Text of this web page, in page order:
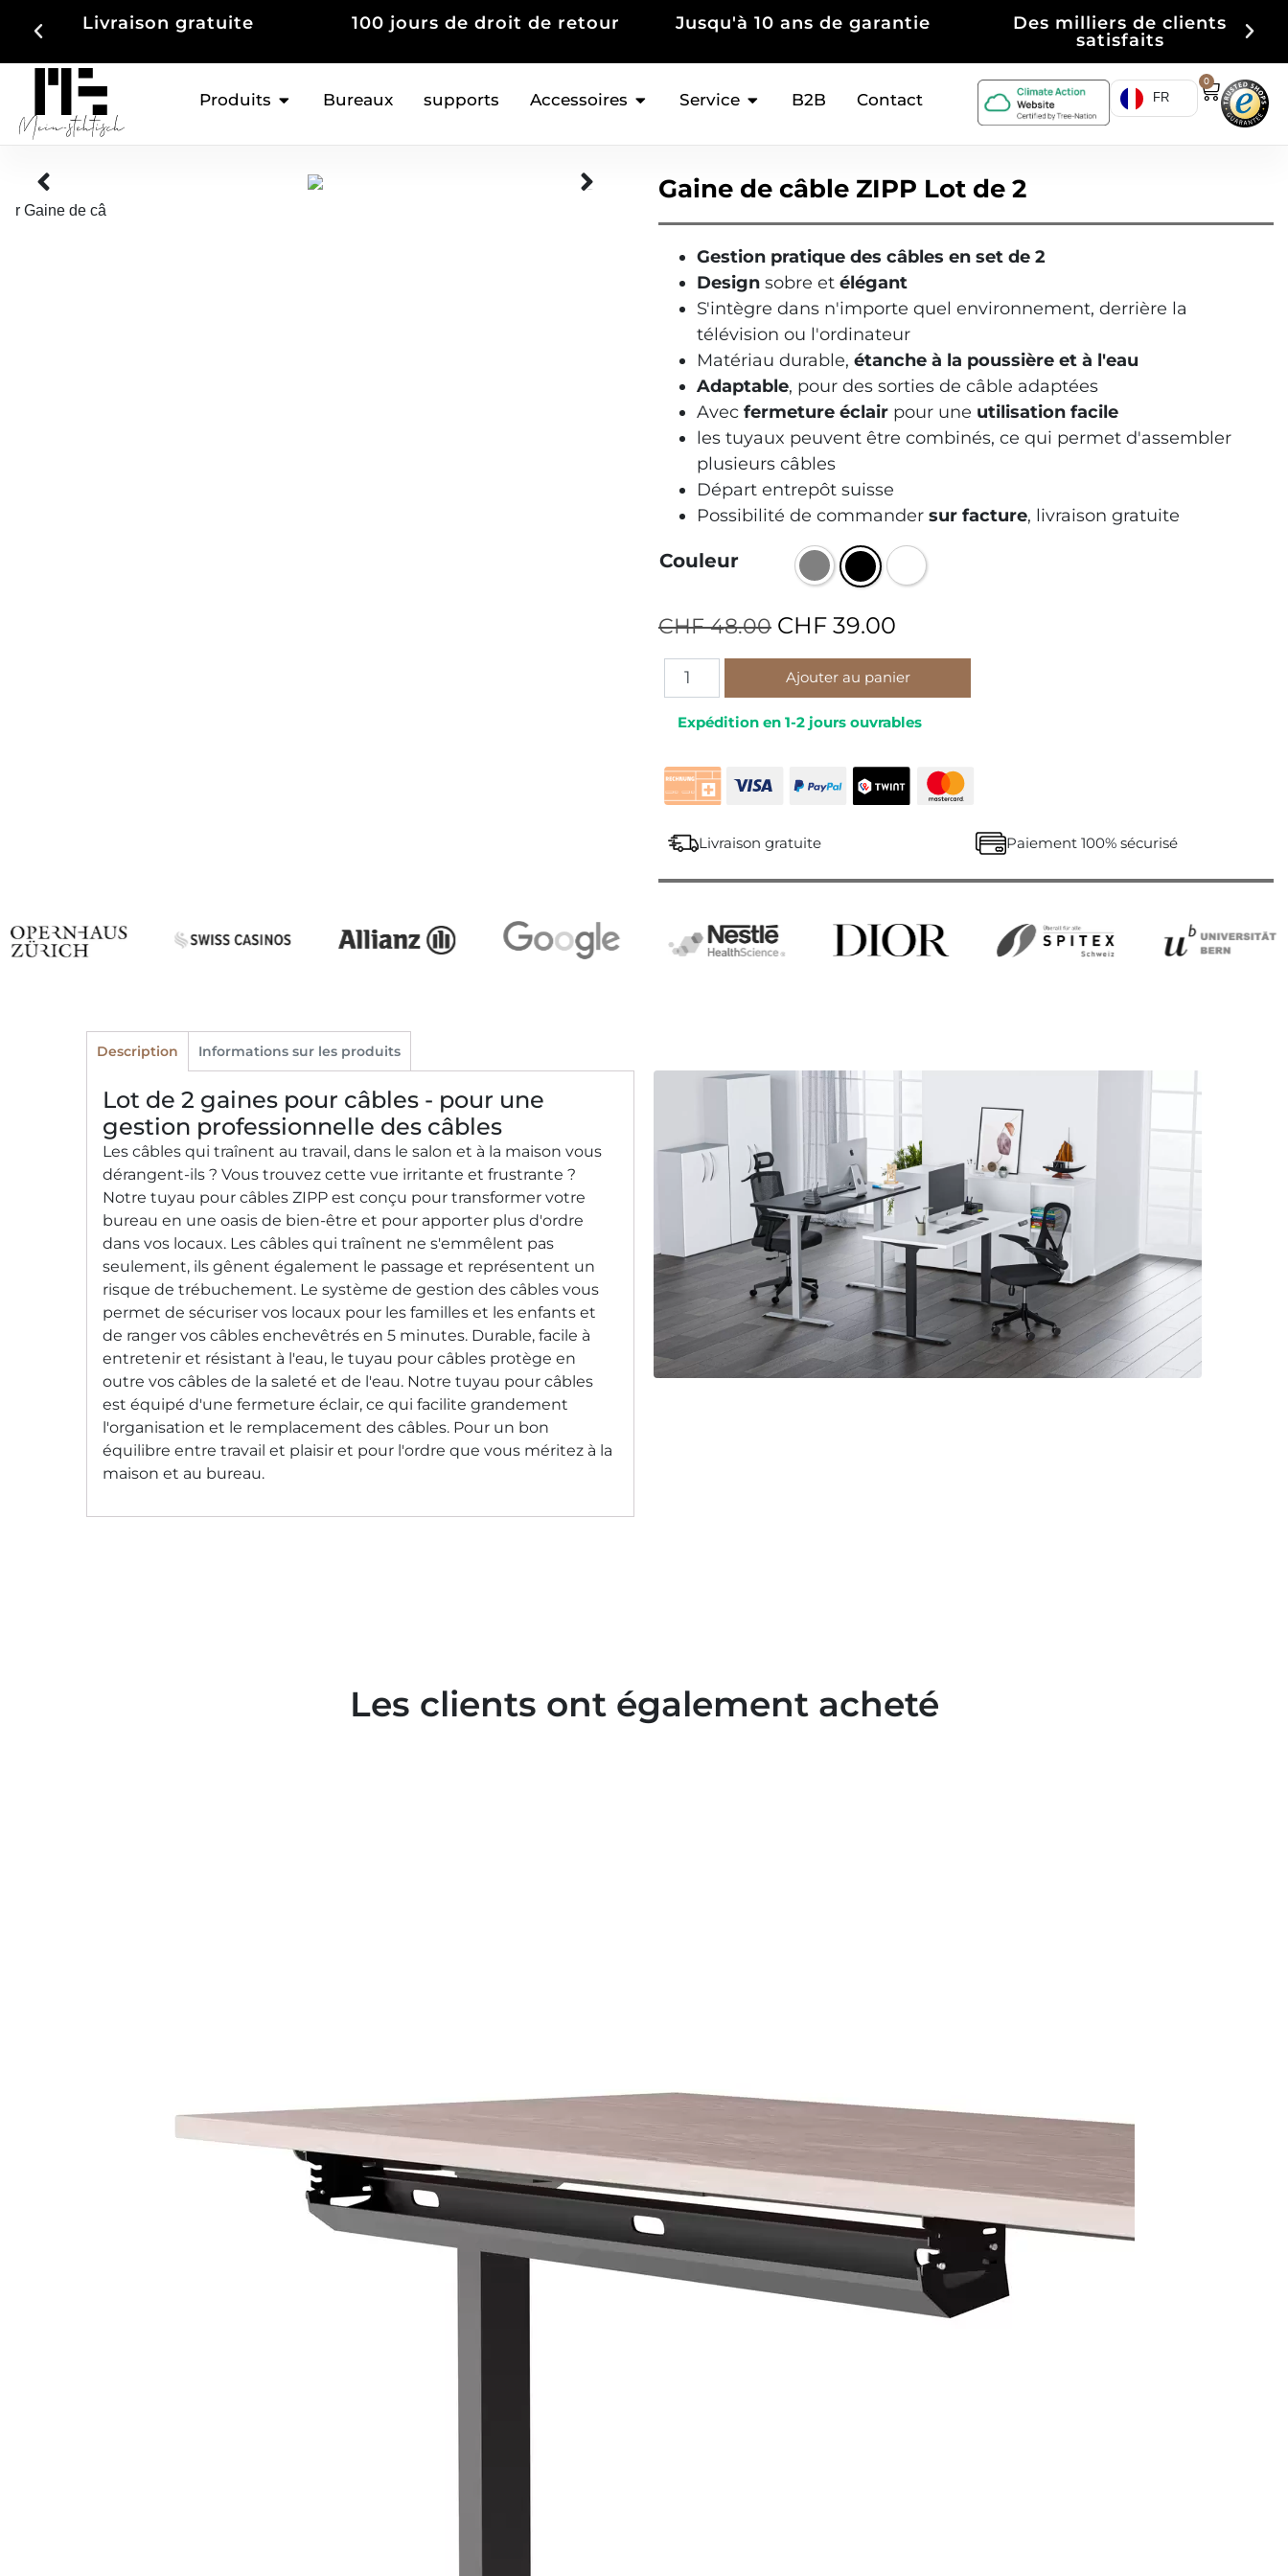
100 jours de droit de retour Jusqu'à 10 ans de garantie
Des milliers de clients
Achat sur
Produits Bureaux supports Accessoires Service B2B Contact FR
0
Gaine de câble ZIPP Lot de 2
Gestion pratique des câbles en set de 2
Design sobre et élégant
S'intègre dans n'importe quel environnement, derrière la
télévision ou l'ordinateur
Matériau durable, étanche à la poussière et à l'eau
Adaptable, pour des sorties de câble adaptées
Avec fermeture éclair pour une utilisation facile
les tuyaux peuvent être combinés, ce qui permet d'assembler
plusieurs câbles
Départ entrepôt suisse
Possibilité de commander sur facture, livraison gratuite
Couleur
CHF48.00 CHF 39.00
Ajouter au panier
Expédition en 1-2 jours ouvrables
Livraison gratuite Paiement 100% sécurisé
Description Informations sur les produits
Lot de 2 gaines pour câbles - pour une
gestion professionnelle des câbles
Les câbles qui traînent au travail, dans le salon et à la maison vous
dérangent-ils ? Vous trouvez cette vue irritante et frustrante ?
Notre tuyau pour câbles ZIPP est conçu pour transformer votre
bureau en une oasis de bien-être et pour apporter plus d'ordre
dans vos locaux. Les câbles qui traînent ne s'emmêlent pas
seulement, ils gênent également le passage et représentent un
risque de trébuchement. Le système de gestion des câbles vous
permet de sécuriser vos locaux pour les familles et les enfants et
de ranger vos câbles enchevêtrés en 5 minutes. Durable, facile à
entretenir et résistant à l'eau, le tuyau pour câbles protège en
outre vos câbles de la saleté et de l'eau. Notre tuyau pour câbles
est équipé d'une fermeture éclair, ce qui facilite grandement
l'organisation et le remplacement des câbles. Pour un bon
équilibre entre travail et plaisir et pour l'ordre que vous méritez à la
maison et au bureau.
Les clients ont également acheté